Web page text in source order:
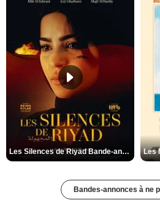
Les Silences de Riyad Bande-annonce VO STFR
Bandes-annonces à ne